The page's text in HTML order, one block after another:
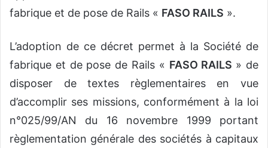
fabrique et de pose de Rails « FASO RAILS ».
L’adoption de ce décret permet à la Société de
fabrique et de pose de Rails « FASO RAILS » de
disposer de textes règlementaires en vue
d’accomplir ses missions, conformément à la loi
n°025/99/AN du 16 novembre 1999 portant
règlementation générale des sociétés à capitaux